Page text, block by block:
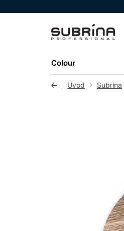
LOMAX
Colour
Úvod Subrina